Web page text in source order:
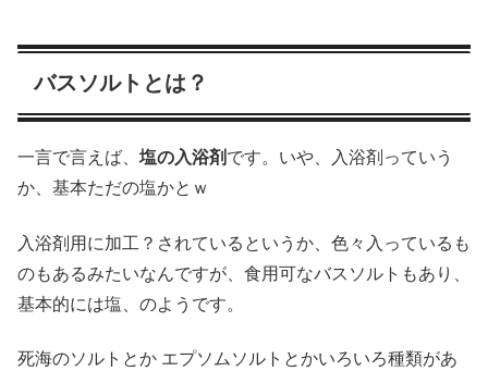
バスソルトとは？
一言で言えば、 塩の入浴剤 です。いや、入浴剤っていう
か、基本ただの塩かとｗ
入浴剤用に加工？されているというか、色々入っているも
のもあるみたいなんですが、食用可なバスソルトもあり、
基本的には塩、のようです。
死海のソルトとか エプソムソルトとかいろいろ種類があ